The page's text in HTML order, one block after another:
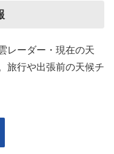
レーダー・現在の天
旅行や出張前の天候チ